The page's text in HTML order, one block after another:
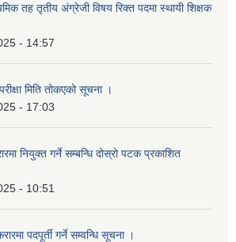
तह तृतीय अंग्रेजी विषय रिक्त पदमा स्थायी शिक्षक
- 14:57
मिति तोकएको सूचना ।
- 17:03
नियुक्त गर्ने सम्बन्धि दोस्रो पटक प्रकाशित
- 10:51
पदपूर्ती गर्ने सम्वन्धि सूचना ।